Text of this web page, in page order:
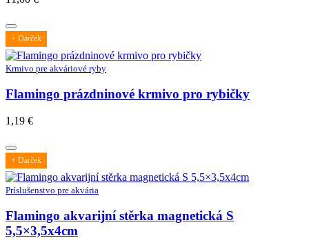
+ Darček
Krmivo pre akváriové ryby
Flamingo prázdninové krmivo pro rybičky
1,19 €
+ Darček
Príslušenstvo pre akvária
Flamingo akvarijní stěrka magnetická S
5,5×3,5x4cm